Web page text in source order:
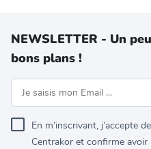
NEWSLETTER - Un
bons plans !
En m’inscrivant, j’accepte
Centrakor et confirme